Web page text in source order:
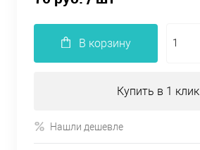
В корзину
Купить в 1 клик
Нашли дешевле